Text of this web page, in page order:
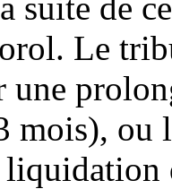
Le
une
mois), ou